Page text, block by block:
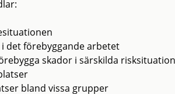
det förebyggande arbetet
skador i särskilda
bland vissa grupper